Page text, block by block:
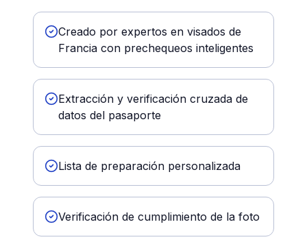
Creado por expertos en visados de
Francia con prechequeos inteligentes
Extracción y verificación cruzada de
datos del pasaporte
Lista de preparación personalizada
Verificación de cumplimiento de la foto